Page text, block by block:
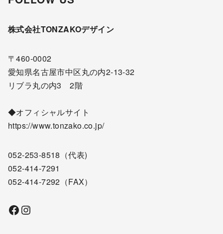
株式会社TONZAKOデザイン
〒460-0002
愛知県名古屋市中区丸の内2-13-32
リブラ丸の内3 2階
◆オフィシャルサイト
https://www.tonzako.co.jp/
052-253-8518 （代表)
052-414-7291
052-414-7292 （FAX）
Facebook Instagram